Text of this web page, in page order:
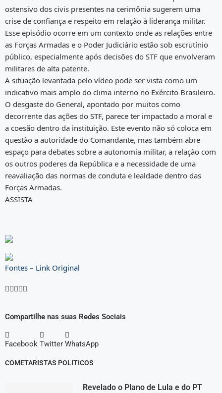
ostensivo dos civis presentes na cerimônia sugerem uma
crise de confiança e respeito em relação à liderança militar.
Esse episódio ocorre em um contexto onde as relações entre
as Forças Armadas e o Poder Judiciário estão sob escrutínio
público, especialmente após decisões do STF que envolveram
militares de alta patente.
A situação levantada pelo vídeo pode ser vista como um
indicativo mais amplo do clima interno no Exército Brasileiro.
O desgaste do General, apontado por muitos como
decorrente das ações do STF, parece ter impactado a moral e
a coesão dentro da instituição. Este evento não só coloca em
questão a autoridade do Comandante, mas também abre
espaço para debates sobre a autonomia militar, a relação com
os outros poderes da República e a necessidade de uma
reavaliação das normas de conduta e lealdade dentro das
Forças Armadas.
ASSISTA
Fontes – Link Original

Compartilhe nas suas Redes Sociais
Facebook Twitter WhatsApp
COMETARISTAS POLITICOS
Revelado o Plano de Lula e do PT